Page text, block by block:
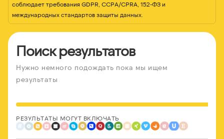
соблюдает требования GDPR, CCPA/CPRA, 152-ФЗ и
международных стандартов защиты данных.
Поиск результатов
Нужно немного подождать пока мы ищем
результаты
РЕЗУЛЬТАТЫ МОГУТ ВКЛЮЧАТЬ